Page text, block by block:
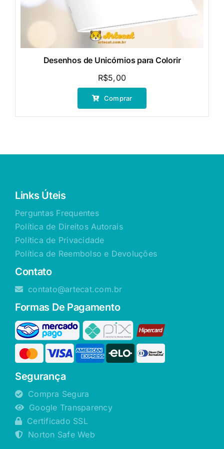
Desenhos de Unicórnios para Colorir
R$5,00
Comprar
Links Úteis
Perguntas Frequentes
Política de Direitos Autorais
Política de Privacidade
Política de Reembolso e Devoluções
Contato
contato@artecat.com.br
Formas De Pagamento
Segurança
Compra Segura
Google Transparency
Certificado SSL
Norton Safe Web